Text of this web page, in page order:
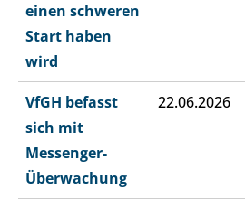
einen schweren
Start haben
wird
VfGH befasst
sich mit
Messenger-
Überwachung
22.06.2026